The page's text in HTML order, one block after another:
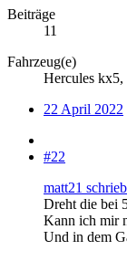
Beiträge
11
Fahrzeug(e)
Hercules kx5,
22 April 2022
#22
matt21
Dreht die bei
Kann ich mir
Und in dem